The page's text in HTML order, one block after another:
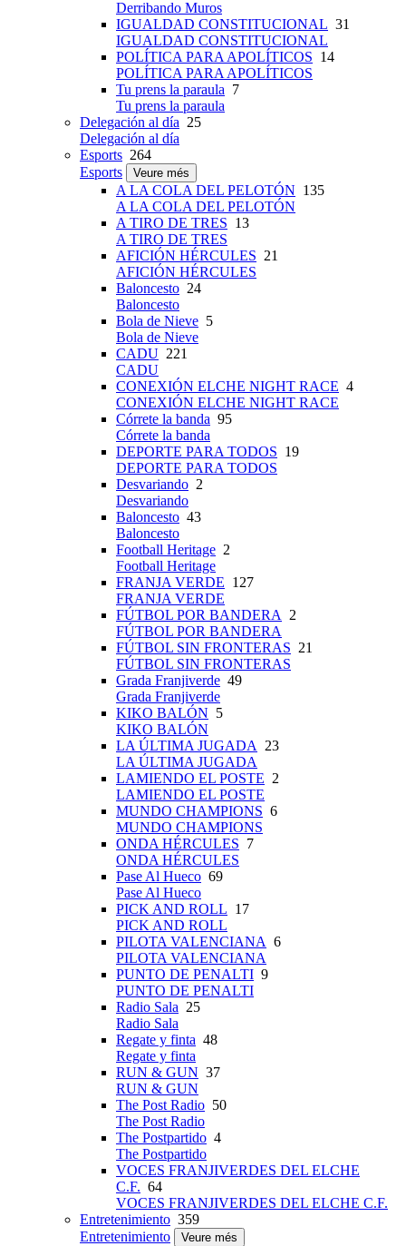
Derribando Muros
IGUALDAD CONSTITUCIONAL 31
IGUALDAD CONSTITUCIONAL
POLÍTICA PARA APOLÍTICOS 14
POLÍTICA PARA APOLÍTICOS
Tu prens la paraula 7
Tu prens la paraula
Delegación al día 25
Delegación al día
Esports 264
Esports
Veure més
A LA COLA DEL PELOTÓN 135
A LA COLA DEL PELOTÓN
A TIRO DE TRES 13
A TIRO DE TRES
AFICIÓN HÉRCULES 21
AFICIÓN HÉRCULES
Baloncesto 24
Baloncesto
Bola de Nieve 5
Bola de Nieve
CADU 221
CADU
CONEXIÓN ELCHE NIGHT RACE 4
CONEXIÓN ELCHE NIGHT RACE
Córrete la banda 95
Córrete la banda
DEPORTE PARA TODOS 19
DEPORTE PARA TODOS
Desvariando 2
Desvariando
Baloncesto 43
Baloncesto
Football Heritage 2
Football Heritage
FRANJA VERDE 127
FRANJA VERDE
FÚTBOL POR BANDERA
2
FÚTBOL POR BANDERA
FÚTBOL SIN FRONTERAS 21
FÚTBOL SIN FRONTERAS
Grada Franjiverde 49
Grada Franjiverde
KIKO BALÓN 5
KIKO BALÓN
LA ÚLTIMA JUGADA
23
LA ÚLTIMA JUGADA
LAMIENDO EL POSTE 2
LAMIENDO EL POSTE
MUNDO CHAMPIONS 6
MUNDO CHAMPIONS
ONDA HÉRCULES 7
ONDA HÉRCULES
Pase Al Hueco 69
Pase Al Hueco
PICK AND ROLL 17
PICK AND ROLL
PILOTA VALENCIANA 6
PILOTA VALENCIANA
PUNTO DE PENALTI 9
PUNTO DE PENALTI
Radio Sala 25
Radio Sala
Regate y finta 48
Regate y finta
RUN & GUN 37
RUN & GUN
The Post Radio 50
The Post Radio
The Postpartido 4
The Postpartido
VOCES FRANJIVERDES DEL ELCHE
C.F. 64
VOCES FRANJIVERDES DEL ELCHE C.F.
Entretenimiento 359
Entretenimiento
Veure més